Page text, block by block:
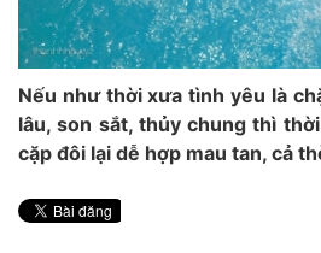
Nếu như thời xưa tình yêu là
lâu, son sắt, thủy chung thì
cặp đôi lại dễ hợp mau tan, cả